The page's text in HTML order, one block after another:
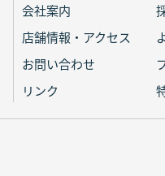
会社案内
店舗情報・アクセス
お問い合わせ
リンク